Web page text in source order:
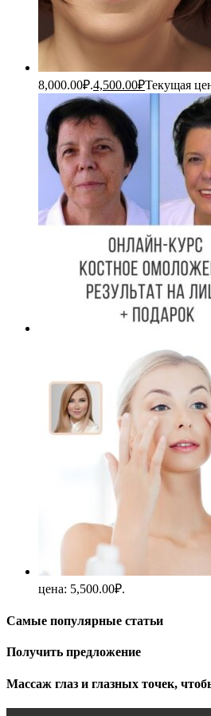
8,000.00₽.4,500.00₽Текущая
цена: 5,500.00₽.
Самые популярные статьи
Получить предложение
Массаж глаз и глазных точек,